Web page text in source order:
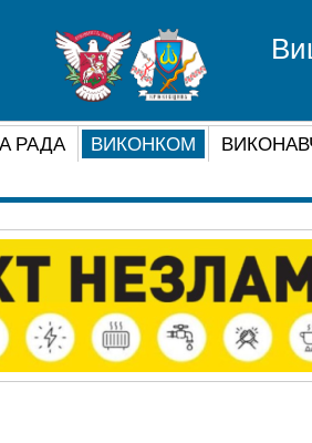
РАДА ВИКОНКОМ